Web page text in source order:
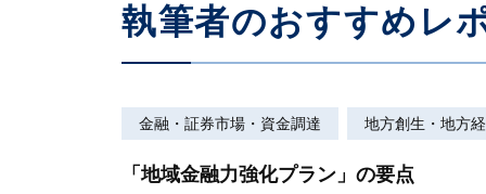
執筆者のおすすめレ
金融・証券市場・資金調達 地方創生・地方
「地域金融力強化プラン」の要点